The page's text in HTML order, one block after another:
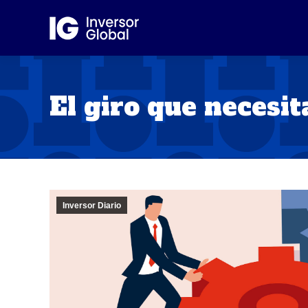
El giro que
Inversor Diario